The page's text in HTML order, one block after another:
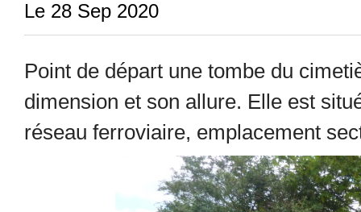
Le 28 Sep 2020
Point de départ une tombe du
dimension et son allure. Elle est
réseau ferroviaire, emplacement